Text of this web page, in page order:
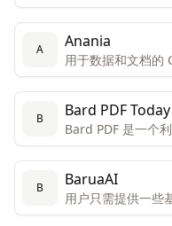
A Anania
用于数据和文档的
B Bard PDF Today
Bard PDF 是一个
帮助用户理解和处
B BaruaAI
用户只需提供一些
的销售邮件。